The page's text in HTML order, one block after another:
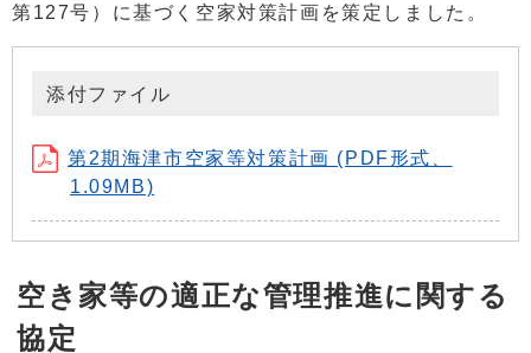
第127号）に基づく空家対策計画を策定しました。
添付ファイル
第2期海津市空家等対策計画 (PDF形式、
1.09MB)
空き家等の適正な管理推進に関する
協定